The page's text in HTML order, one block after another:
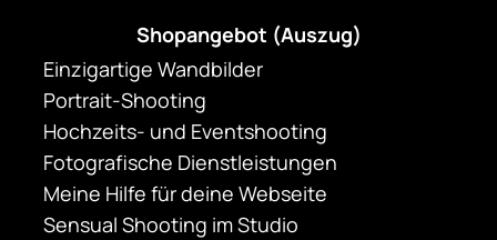
Shopangebot (Auszug)
Einzigartige Wandbilder
Portrait-Shooting
Hochzeits- und Eventshooting
Fotografische Dienstleistungen
Meine Hilfe für deine Webseite
Sensual Shooting im Studio